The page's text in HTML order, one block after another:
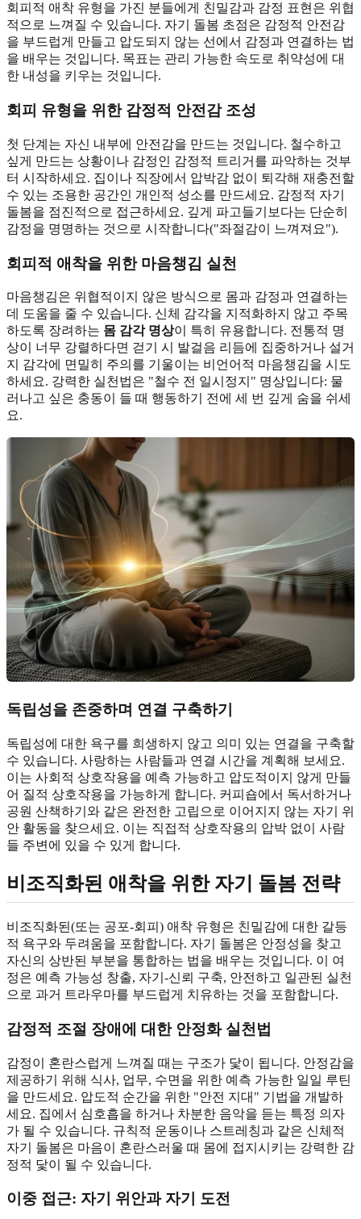
회피적 애착 유형을 가진 분들에게 친밀감과 감정 표현은 위협
적으로 느껴질 수 있습니다. 자기 돌봄 초점은 감정적 안전감
을 부드럽게 만들고 압도되지 않는 선에서 감정과 연결하는 법
을 배우는 것입니다. 목표는 관리 가능한 속도로 취약성에 대
한 내성을 키우는 것입니다.
회피 유형을 위한 감정적 안전감 조성
첫 단계는 자신 내부에 안전감을 만드는 것입니다. 철수하고
싶게 만드는 상황이나 감정인 감정적 트리거를 파악하는 것부
터 시작하세요. 집이나 직장에서 압박감 없이 퇴각해 재충전할
수 있는 조용한 공간인 개인적 성소를 만드세요. 감정적 자기
돌봄을 점진적으로 접근하세요. 깊게 파고들기보다는 단순히
감정을 명명하는 것으로 시작합니다("좌절감이 느껴져요").
회피적 애착을 위한 마음챙김 실천
마음챙김은 위협적이지 않은 방식으로 몸과 감정과 연결하는
데 도움을 줄 수 있습니다. 신체 감각을 지적화하지 않고 주목
하도록 장려하는 몸 감각 명상이 특히 유용합니다. 전통적 명
상이 너무 강렬하다면 걷기 시 발걸음 리듬에 집중하거나 설거
지 감각에 면밀히 주의를 기울이는 비언어적 마음챙김을 시도
하세요. 강력한 실천법은 "철수 전 일시정지" 명상입니다: 물
러나고 싶은 충동이 들 때 행동하기 전에 세 번 깊게 숨을 쉬세
요.
독립성을 존중하며 연결 구축하기
독립성에 대한 욕구를 희생하지 않고 의미 있는 연결을 구축할
수 있습니다. 사랑하는 사람들과 연결 시간을 계획해 보세요.
이는 사회적 상호작용을 예측 가능하고 압도적이지 않게 만들
어 질적 상호작용을 가능하게 합니다. 커피숍에서 독서하거나
공원 산책하기와 같은 완전한 고립으로 이어지지 않는 자기 위
안 활동을 찾으세요. 이는 직접적 상호작용의 압박 없이 사람
들 주변에 있을 수 있게 합니다.
비조직화된 애착을 위한 자기 돌봄 전략
비조직화된(또는 공포-회피) 애착 유형은 친밀감에 대한 갈등
적 욕구와 두려움을 포함합니다. 자기 돌봄은 안정성을 찾고
자신의 상반된 부분을 통합하는 법을 배우는 것입니다. 이 여
정은 예측 가능성 창출, 자기-신뢰 구축, 안전하고 일관된 실천
으로 과거 트라우마를 부드럽게 치유하는 것을 포함합니다.
감정적 조절 장애에 대한 안정화 실천법
감정이 혼란스럽게 느껴질 때는 구조가 닻이 됩니다. 안정감을
제공하기 위해 식사, 업무, 수면을 위한 예측 가능한 일일 루틴
을 만드세요. 압도적 순간을 위한 "안전 지대" 기법을 개발하
세요. 집에서 심호흡을 하거나 차분한 음악을 듣는 특정 의자
가 될 수 있습니다. 규칙적 운동이나 스트레칭과 같은 신체적
자기 돌봄은 마음이 혼란스러울 때 몸에 접지시키는 강력한 감
정적 닻이 될 수 있습니다.
이중 접근: 자기 위안과 자기 도전